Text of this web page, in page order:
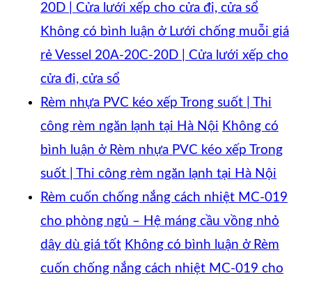
20D | Cửa lưới xếp cho cửa đi, cửa sổ
Không có bình luận ở Lưới chống muỗi giá
rẻ Vessel 20A-20C-20D | Cửa lưới xếp cho
cửa đi, cửa sổ
Rèm nhựa PVC kéo xếp Trong suốt | Thi
công rèm ngăn lạnh tại Hà Nội Không có
bình luận ở Rèm nhựa PVC kéo xếp Trong
suốt | Thi công rèm ngăn lạnh tại Hà Nội
Rèm cuốn chống nắng cách nhiệt MC-019
cho phòng ngủ – Hệ máng cầu vồng nhỏ
dây dù giá tốt Không có bình luận ở Rèm
cuốn chống nắng cách nhiệt MC-019 cho